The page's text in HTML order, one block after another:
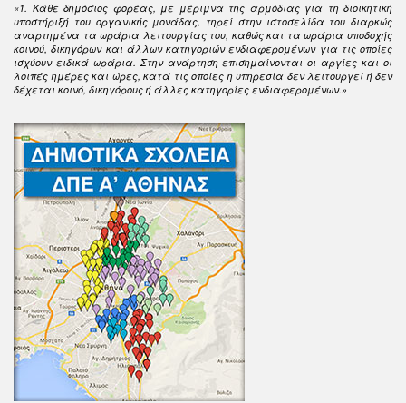
«1. Κάθε δημόσιος φορέας, με μέριμνα της αρμόδιας για τη διοικητική
υποστήριξή του οργανικής μονάδας, τηρεί στην ιστοσελίδα του διαρκώς
αναρτημένα τα ωράρια λειτουργίας του, καθώς και τα ωράρια υποδοχής
κοινού, δικηγόρων και άλλων κατηγοριών ενδιαφερομένων για τις οποίες
ισχύουν ειδικά ωράρια. Στην ανάρτηση επισημαίνονται οι αργίες και οι
λοιπές ημέρες και ώρες, κατά τις οποίες η υπηρεσία δεν λειτουργεί ή δεν
δέχεται κοινό, δικηγόρους ή άλλες κατηγορίες ενδιαφερομένων.»